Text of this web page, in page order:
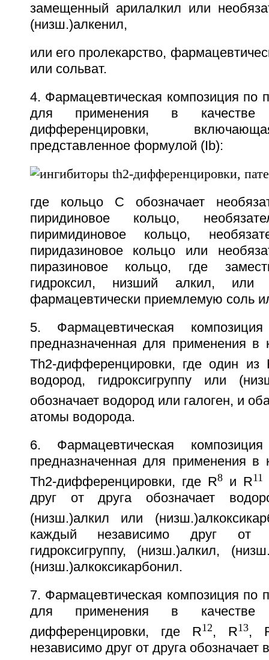
замещенный арилалкил или
(низш.)алкенил,
или его пролекарство,
или сольват.
4. Фармацевтическая композиция по
для применения в качестве
дифференцировки,
представленное формулой (Ib):
где кольцо С обозначает
пиридиновое кольцо,
пиримидиновое кольцо,
пиридазиновое кольцо или
пиразиновое кольцо, где
гидроксил, низший алкил, или
фармацевтически приемлемую соль
5. Фармацевтическая
предназначенная для применения в
Th2-дифференцировки, где один из
водород, гидроксигруппу или
обозначает водород или галоген, и
атомы водорода.
6. Фармацевтическая
предназначенная для применения в
Th2-дифференцировки, где R8и R11
друг от друга обозначает
(низш.)алкил или
каждый независимо друг от
гидроксигруппу, (низш.)алкил,
(низш.)алкоксикарбонил.
7. Фармацевтическая композиция по
для применения в качестве
дифференцировки, где R12, R13,
независимо друг от друга обозначает